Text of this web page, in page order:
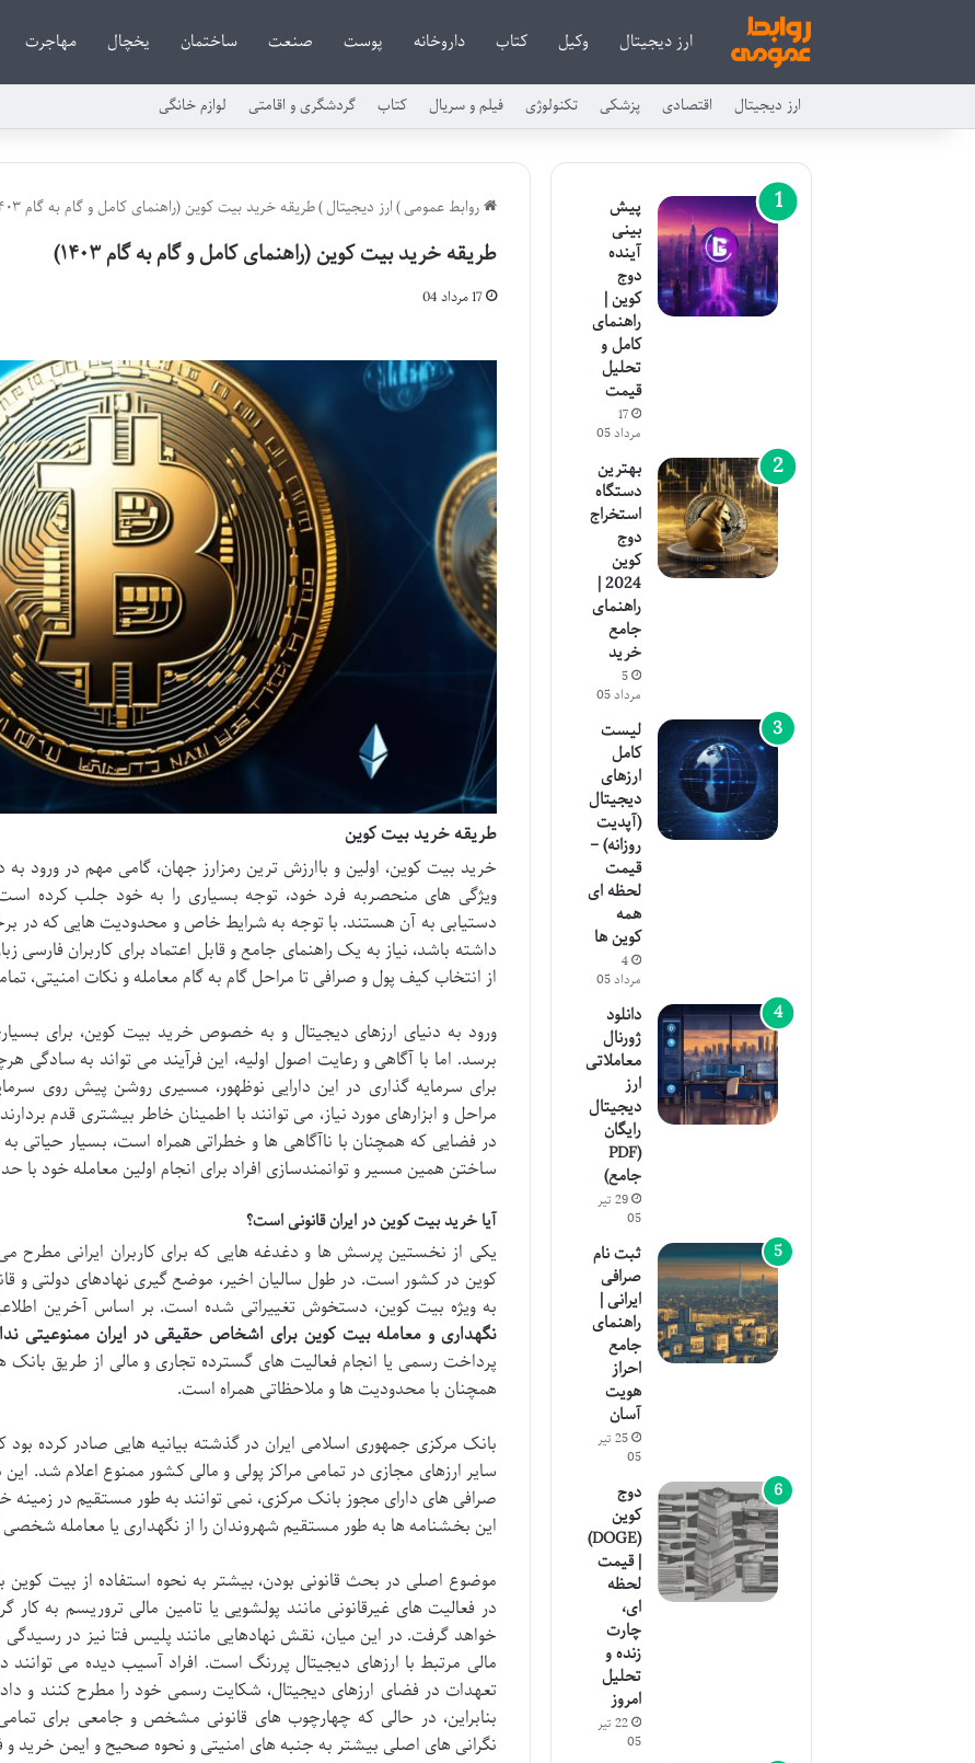
ارز دیجیتال وکیل کتاب داروخانه پوست صنعت ساختمان یخچال مهاجرت
ارز دیجیتال اقتصادی پزشکی تکنولوژی فیلم و سریال کتاب گردشگری و اقامتی لوازم خانگی
روابط عمومی)ارز دیجیتال)طریقه خرید بیت کوین (راهنمای کامل و گام به گام ۱۴۰۳)
طریقه خرید بیت کوین (راهنمای کامل و گام به گام ۱۴۰۳)
17 مرداد 04
طریقه خرید بیت کوین
خرید بیت کوین، اولین و باارزش ترین رمزارز جهان، گامی مهم در ورود به
ویژگی های منحصربه فرد خود، توجه بسیاری را به خود جلب کرده
دستیابی به آن هستند. با توجه به شرایط خاص و محدودیت هایی که در
داشته باشد، نیاز به یک راهنمای جامع و قابل اعتماد برای کاربران
از انتخاب کیف پول و صرافی تا مراحل گام به گام معامله و نکات امنیتی،
ورود به دنیای ارزهای دیجیتال و به خصوص خرید بیت کوین، برای
برسد. اما با آگاهی و رعایت اصول اولیه، این فرآیند می تواند به سادگی
برای سرمایه گذاری در این دارایی نوظهور، مسیری روشن پیش روی
مراحل و ابزارهای مورد نیاز، می توانند با اطمینان خاطر بیشتری قدم
در فضایی که همچنان با ناآگاهی ها و خطراتی همراه است، بسیار حیاتی
ساختن همین مسیر و توانمندسازی افراد برای انجام اولین معامله خود
آیا خرید بیت کوین در ایران قانونی است؟
یکی از نخستین پرسش ها و دغدغه هایی که برای کاربران ایرانی مطرح
کوین در کشور است. در طول سالیان اخیر، موضع گیری نهادهای دولتی و
به ویژه بیت کوین، دستخوش تغییراتی شده است. بر اساس آخرین
نگهداری و معامله بیت کوین برای اشخاص حقیقی در ایران ممنوعیتی
پرداخت رسمی یا انجام فعالیت های گسترده تجاری و مالی از طریق
همچنان با محدودیت ها و ملاحظاتی همراه است.
بانک مرکزی جمهوری اسلامی ایران در گذشته بیانیه هایی صادر کرده بود
سایر ارزهای مجازی در تمامی مراکز پولی و مالی کشور ممنوع اعلام شد.
صرافی های دارای مجوز بانک مرکزی، نمی توانند به طور مستقیم در زمینه
این بخشنامه ها به طور مستقیم شهروندان را از نگهداری یا معامله شخصی
موضوع اصلی در بحث قانونی بودن، بیشتر به نحوه استفاده از بیت
در فعالیت های غیرقانونی مانند پولشویی یا تامین مالی تروریسم به کار
خواهد گرفت. در این میان، نقش نهادهایی مانند پلیس فتا نیز در رسیدگی
مالی مرتبط با ارزهای دیجیتال پررنگ است. افراد آسیب دیده می
تعهدات در فضای ارزهای دیجیتال، شکایت رسمی خود را مطرح کنند و
بنابراین، در حالی که چهارچوب های قانونی مشخص و جامعی برای تمامی
نگرانی های اصلی بیشتر به جنبه های امنیتی و نحوه صحیح و ایمن خرید و
پیش
بینی
آینده
دوج
کوین |
راهنمای
کامل و
تحلیل
قیمت
17
مرداد 05
بهترین
دستگاه
استخراج
دوج
کوین
2024 |
راهنمای
جامع
خرید
5
مرداد 05
لیست
کامل
ارزهای
دیجیتال
(آپدیت
روزانه) –
قیمت
لحظه ای
همه
کوین ها
4
مرداد 05
دانلود
ژورنال
معاملاتی
ارز
دیجیتال
رایگان
(PDF
جامع)
29 تیر
05
ثبت نام
صرافی
ایرانی |
راهنمای
جامع
احراز
هویت
آسان
25 تیر
05
دوج
کوین
(DOGE)
| قیمت
لحظه
ای،
چارت
زنده و
تحلیل
امروز
22 تیر
05